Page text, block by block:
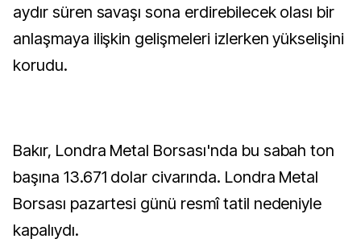
aydır süren savaşı sona erdirebilecek olası bir
anlaşmaya ilişkin gelişmeleri izlerken yükselişini
korudu.
Bakır, Londra Metal Borsası'nda bu sabah ton
başına 13.671 dolar civarında. Londra Metal
Borsası pazartesi günü resmî tatil nedeniyle
kapalıydı.